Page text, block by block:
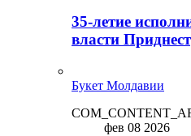
35-летие
власти
Букет Молдавии
фев 08 2026